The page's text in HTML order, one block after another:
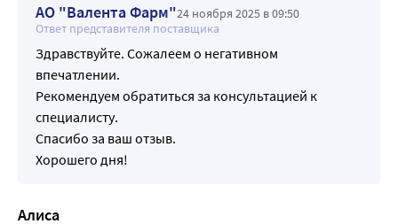
в процессе формирования фолликул и качественных
ооцитов [5]. Применение инозитола в рамках
прегравидарной подготовки способствует улучшению
исходов вспомогательных репродуктивных технологий
(ВРТ): снижаются дозы рекомбинантного ФСГ и
длительность стимуляции, что может снизить риск
развития синдрома гиперстимуляции яичников;
возрастает количество ооцитов и эмбрионов хорошего
стимуляции овуляции в протоколах ЭКО, прием
АО "Валента Фарм"24 ноября 2025 в 09:50
Ответ представителя поставщика
Здравствуйте. Сожалеем о негативном
впечатлении.
Рекомендуем обратиться за консультацией к
специалисту.
Спасибо за ваш отзыв.
Хорошего дня!
Алиса